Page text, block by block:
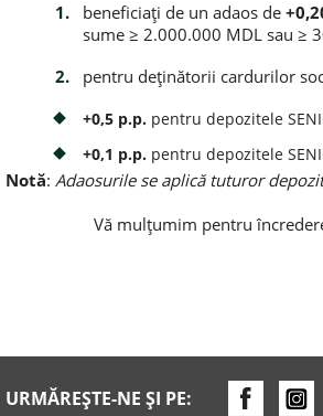
beneficiați de un adaos de
sume ≥ 2.000.000 MDL sau ≥
pentru deținătorii cardurilor
+0,5 p.p. pentru depozitele
+0,1 p.p. pentru depozitele
Notă: Adaosurile se aplică tuturor
Vă mulțumim pentru
URMĂREȘTE-NE ȘI PE: